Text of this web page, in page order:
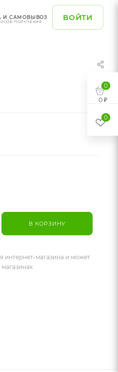
ВОЙТИ
И САМОВЫВОЗ
ПОЛУЧЕНИЯ
В КОРЗИНУ
интернет-магазина и может
0
0 ₽
0